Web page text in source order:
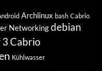
Archlinux bash Cabrio
Networkingdebian
3 Cabrio
Kühlwasser